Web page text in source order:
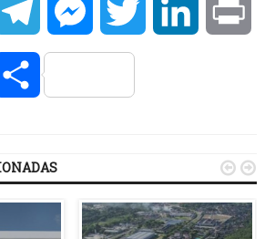
TelegramMessengerTwitter LinkedIn
Compartilhar
 